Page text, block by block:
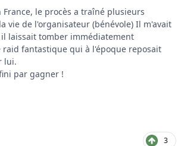
France, le procès a traîné plusieurs
vie de l'organisateur (bénévole) Il m'avait
laissait tomber immédiatement
raid fantastique qui à l'époque reposait
lui.
par gagner !
3